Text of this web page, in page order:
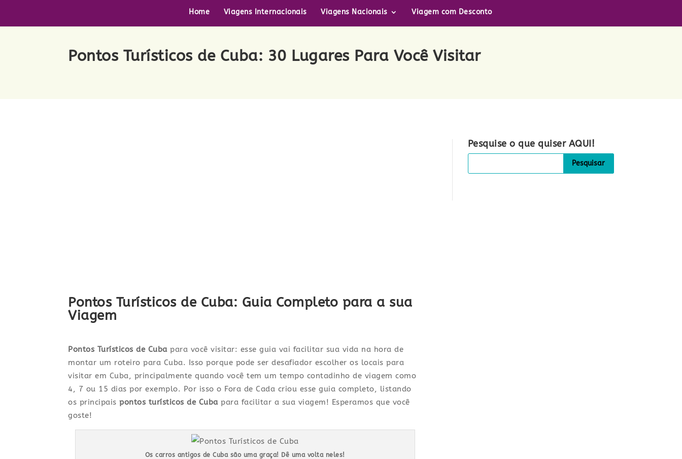
Home Viagens Internacionais Viagens Nacionais Viagem com Desconto
Pontos Turísticos de Cuba: 30 Lugares Para Você Visitar
Pontos Turísticos de Cuba: Guia Completo para a sua
Viagem
Pontos Turísticos de Cubapara você visitar: esse guia vai facilitar sua vida na hora de
montar um roteiro para Cuba. Isso porque pode ser desafiador escolher os locais para
visitar em Cuba, principalmente quando você tem um tempo contadinho de viagem como
4, 7 ou 15 dias por exemplo. Por isso o Fora de Cada criou esse guia completo, listando
os principais pontos turísticos de Cubapara facilitar a sua viagem! Esperamos que você
goste!
Os carros antigos de Cuba são uma graça! Dê uma volta neles!
Pesquise o que quiser AQUI!